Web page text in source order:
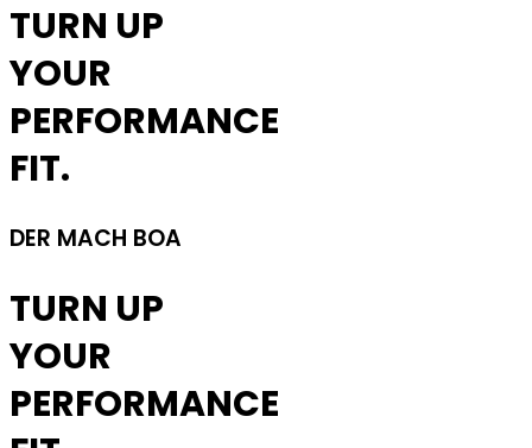
TURN UP
YOUR
PERFORMANCE
FIT.
DER MACH BOA
TURN UP
YOUR
PERFORMANCE